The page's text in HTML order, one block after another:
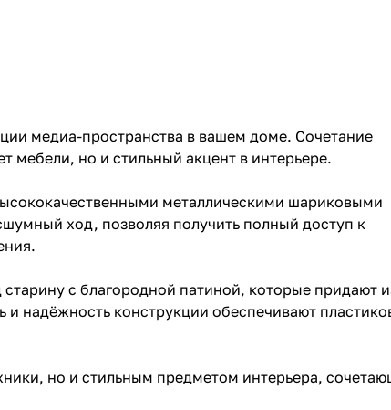
медиа-пространства в вашем доме. Сочетание
мебели, но и стильный акцент в интерьере.
металлическими шариковыми
ход, позволяя получить полный доступ к
с благородной патиной, которые придают
надёжность конструкции обеспечивают
но и стильным предметом интерьера,